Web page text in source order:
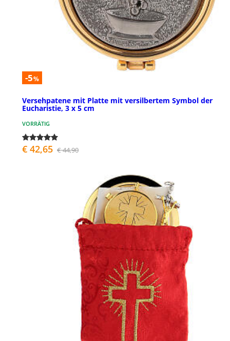
-5%
Versehpatene mit Platte mit versilbertem Symbol der
Eucharistie, 3 x 5 cm
VORRÄTIG
€ 42,65 € 44,90